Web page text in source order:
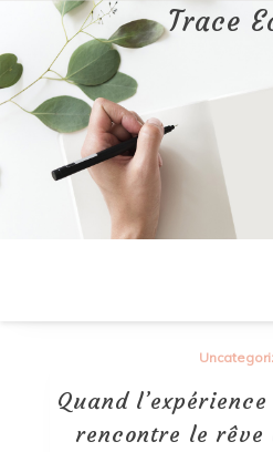
contenu
Trace
Quand
rencontre le rêve